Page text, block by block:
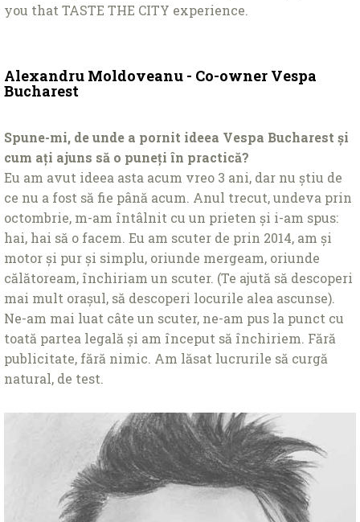
you that TASTE THE CITY experience.
Alexandru Moldoveanu - Co-owner Vespa
Bucharest
Spune-mi, de unde a pornit ideea Vespa Bucharest și
cum ați ajuns să o puneți în practică?
Eu am avut ideea asta acum vreo 3 ani, dar nu știu de
ce nu a fost să fie până acum. Anul trecut, undeva prin
octombrie, m-am întâlnit cu un prieten și i-am spus:
hai, hai să o facem. Eu am scuter de prin 2014, am și
motor și pur și simplu, oriunde mergeam, oriunde
călătoream, închiriam un scuter. (Te ajută să descoperi
mai mult orașul, să descoperi locurile alea ascunse).
Ne-am mai luat câte un scuter, ne-am pus la punct cu
toată partea legală și am început să închiriem. Fără
publicitate, fără nimic. Am lăsat lucrurile să curgă
natural, de test.